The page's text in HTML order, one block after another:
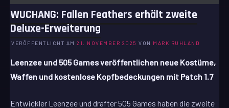
WUCHANG: Fallen Feathers erhält zweite
Deluxe-Erweiterung
VERÖFFENTLICHT AM21. NOVEMBER 2025 VON MARK RUHLAND
Leenzee und 505 Games veröffentlichen neue Kostüme,
Waffen und kostenlose Kopfbedeckungen mit Patch 1.7
Entwickler Leenzee und drafter 505 Games haben die zweite